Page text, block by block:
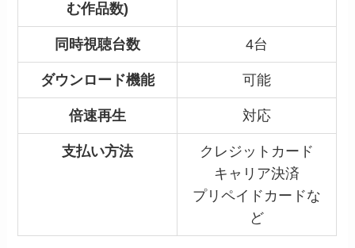
む作品数)
同時視聴台数 4台
ダウンロード機能 可能
倍速再生 対応
支払い方法
クレジットカード
キャリア決済
プリペイドカードな
ど